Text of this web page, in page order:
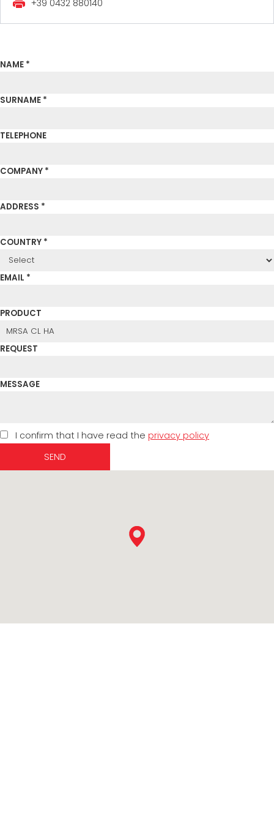
ZERTIFIZIERTE GEBRAUCHTANLAGE DER MEP GRUPPE
+39 0432 880140
NAME *
SURNAME *
TELEPHONE
COMPANY *
ADDRESS *
COUNTRY *
EMAIL *
PRODUCT
REQUEST
MESSAGE
I confirm that I have read the privacy policy
SEND